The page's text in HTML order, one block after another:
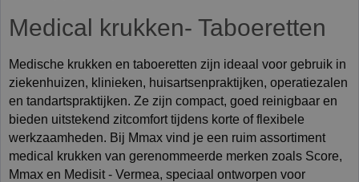
Medical krukken- Taboeretten
Medische krukken en taboeretten zijn ideaal voor gebruik in
ziekenhuizen, klinieken, huisartsenpraktijken, operatiezalen
en tandartspraktijken. Ze zijn compact, goed reinigbaar en
bieden uitstekend zitcomfort tijdens korte of flexibele
werkzaamheden. Bij Mmax vind je een ruim assortiment
medical krukken van gerenommeerde merken zoals Score,
Mmax en Medisit - Vermea, speciaal ontworpen voor